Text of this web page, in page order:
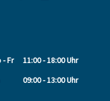
- Fr
11:00 - 18:00 Uhr
09:00 - 13:00 Uhr